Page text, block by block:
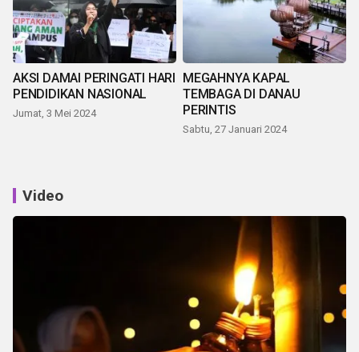
AKSI DAMAI PERINGATI HARI
PENDIDIKAN NASIONAL
Jumat, 3 Mei 2024
MEGAHNYA KAPAL
TEMBAGA DI DANAU
PERINTIS
Sabtu, 27 Januari 2024
Video